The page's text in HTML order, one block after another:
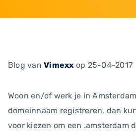
Blog vanVimexx op 25-04-2017
Woon en/of werk je in
domeinnaam registreren, dan
voor kiezen om een .amsterdam